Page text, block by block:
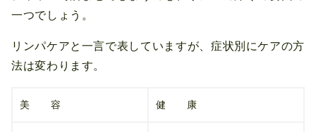
一つでしょう。
リンパケアと一言で表していますが、症状別にケアの方
法は変わります。
美 容 健 康